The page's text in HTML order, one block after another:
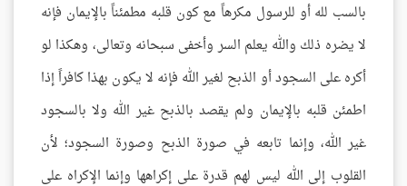
بالسب لله أو للرسول مكرهاً مع كون قلبه مطمئناً بالإيمان فإنه
لا يضره ذلك والله يعلم السر وأخفى سبحانه وتعالى، وهكذا لو
أكره على السجود أو الذبح لغير الله فإنه لا يكون بهذا كافراً إذا
اطمئن قلبه بالإيمان ولم يقصد بالذبح غير الله ولا بالسجود
غير الله، وإنما تابعه في صورة الذبح وصورة السجود؛ لأن
القلوب إلى الله ليس لهم قدرة على إكراهها وإنما الإكراه على